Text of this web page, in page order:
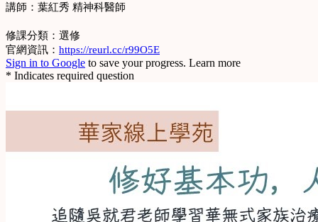
講師：葉紅秀 精神科醫師
修課分類：選修
官網資訊： https://reurl.cc/r99O5E
Sign in to Google to save your progress. Learn more
* Indicates required question